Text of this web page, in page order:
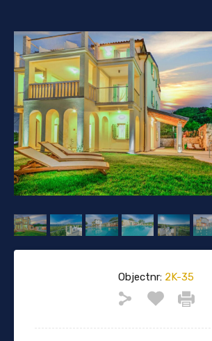
Objectnr:2K-35